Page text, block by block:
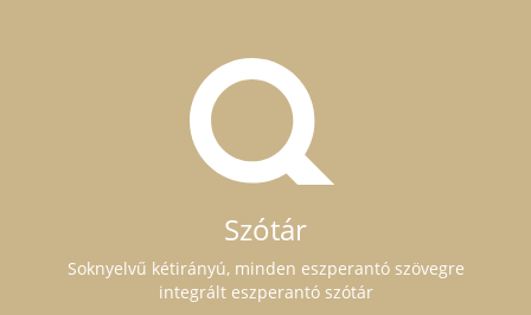
Szótár
Soknyelvű kétirányú, minden eszperantó szövegre
integrált eszperantó szótár